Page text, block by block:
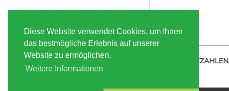
Diese Website verwendet Cookies, um Ihnen
das bestmögliche Erlebnis auf unserer
Website zu ermöglichen.
Weitere Informationen
SICHER BEZAHLEN